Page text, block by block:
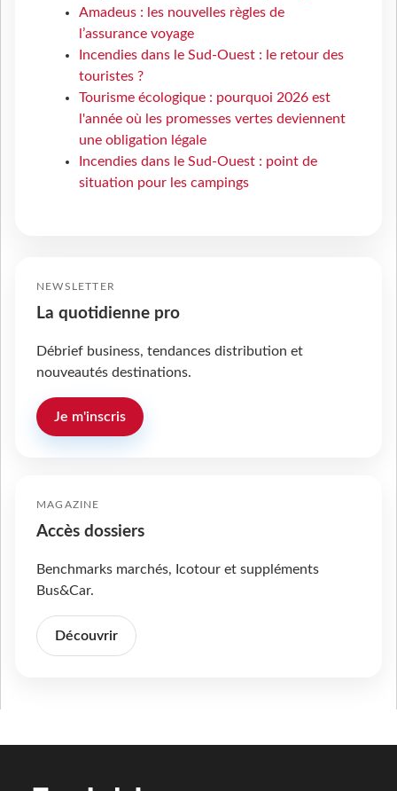
Amadeus : les nouvelles règles de
l’assurance voyage
Incendies dans le Sud-Ouest : le retour des
touristes ?
Tourisme écologique : pourquoi 2026 est
l'année où les promesses vertes deviennent
une obligation légale
Incendies dans le Sud-Ouest : point de
situation pour les campings
NEWSLETTER
La quotidienne pro
Débrief business, tendances distribution et
nouveautés destinations.
Je m'inscris
MAGAZINE
Accès dossiers
Benchmarks marchés, Icotour et suppléments
Bus&Car.
Découvrir